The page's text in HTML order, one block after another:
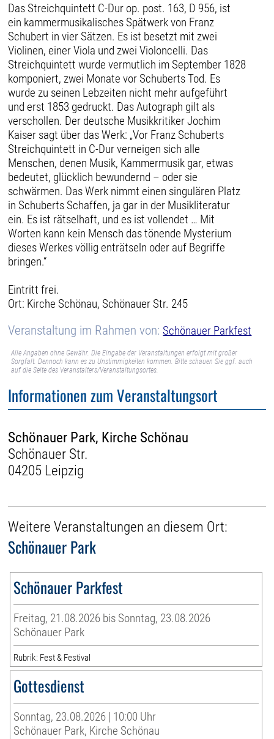
Das Streichquintett C-Dur op. post. 163, D 956, ist
ein kammermusikalisches Spätwerk von Franz
Schubert in vier Sätzen. Es ist besetzt mit zwei
Violinen, einer Viola und zwei Violoncelli. Das
Streichquintett wurde vermutlich im September 1828
komponiert, zwei Monate vor Schuberts Tod. Es
wurde zu seinen Lebzeiten nicht mehr aufgeführt
und erst 1853 gedruckt. Das Autograph gilt als
verschollen. Der deutsche Musikkritiker Jochim
Kaiser sagt über das Werk: „Vor Franz Schuberts
Streichquintett in C-Dur verneigen sich alle
Menschen, denen Musik, Kammermusik gar, etwas
bedeutet, glücklich bewundernd – oder sie
schwärmen. Das Werk nimmt einen singulären Platz
in Schuberts Schaffen, ja gar in der Musikliteratur
ein. Es ist rätselhaft, und es ist vollendet … Mit
Worten kann kein Mensch das tönende Mysterium
dieses Werkes völlig enträtseln oder auf Begriffe
bringen.“
Eintritt frei.
Ort: Kirche Schönau, Schönauer Str. 245
Veranstaltung im Rahmen von: Schönauer Parkfest
Alle Angaben ohne Gewähr. Die Eingabe der Veranstaltungen erfolgt mit großer
Sorgfalt. Dennoch kann es zu Unstimmigkeiten kommen. Bitte schauen Sie ggf. auch
auf die Seite des Veranstalters/Veranstaltungsortes.
Informationen zum Veranstaltungsort
Schönauer Park, Kirche Schönau
Schönauer Str.
04205 Leipzig
Weitere Veranstaltungen an diesem Ort:
Schönauer Park
Schönauer Parkfest
Freitag, 21.08.2026 bis Sonntag, 23.08.2026
Schönauer Park
Rubrik: Fest & Festival
Gottesdienst
Sonntag, 23.08.2026 | 10:00 Uhr
Schönauer Park, Kirche Schönau